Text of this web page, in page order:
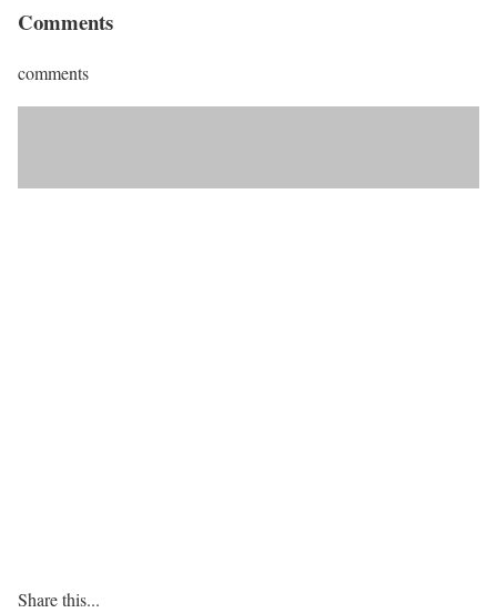
Comments
comments
Share this...